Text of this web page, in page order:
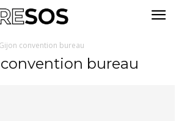
Gijon convention bureau
bureau